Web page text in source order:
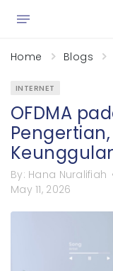
Home Blogs
INTERNET
OFDMA
By: Hana Nuralifiah
May 11, 2026